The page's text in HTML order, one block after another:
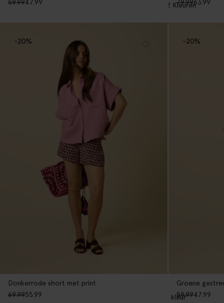
59.9947.99
79.9963.99
2 Kleuren
Donkerrode short met print
69.9955.99
-20%
Groene
59.9947.99
-20%
kleur